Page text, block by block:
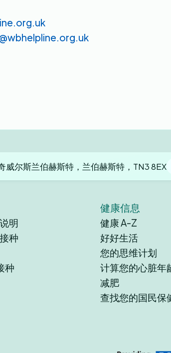
威尔斯兰伯赫斯特，兰伯赫斯特，TN3 8EX
明
种
种
健康信息
健康 A-Z
好好生活
您的思维计划
计算您的心脏年
减肥
查找您的国民保